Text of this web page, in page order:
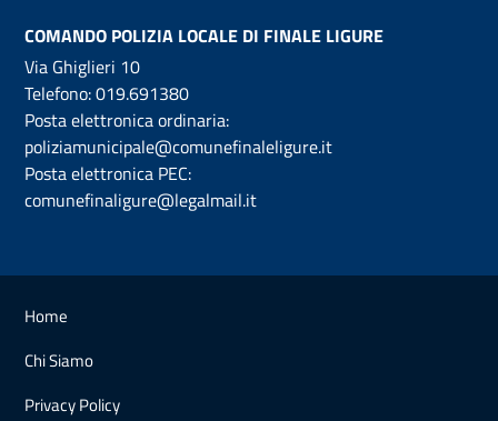
COMANDO POLIZIA LOCALE DI FINALE LIGURE
Via Ghiglieri 10
Telefono:019.691380
Posta elettronica ordinaria:
poliziamunicipale@comunefinaleligure.it
Posta elettronica PEC:
comunefinaligure@legalmail.it
Home
Chi Siamo
Privacy Policy